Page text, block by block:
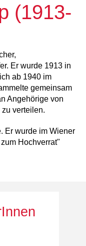
(1913-
Er wurde 1913 in
ab 1940 im
gemeinsam
Angehörige von
verteilen.
Er wurde im Wiener
Hochverrat"